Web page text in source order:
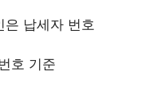
납세자 번호
호 기준